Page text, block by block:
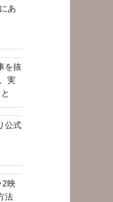
あ
を抜
実
公式
2映
法